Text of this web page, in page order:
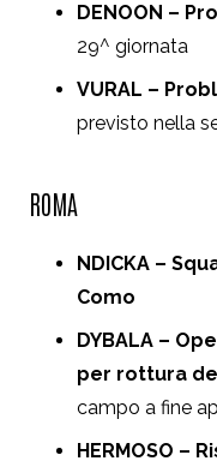
DENOON –
29^ giornata
VURAL –
previsto nella
ROMA
NDICKA –
Como
DYBALA –
per rottura
campo a fine
HERMOSO –